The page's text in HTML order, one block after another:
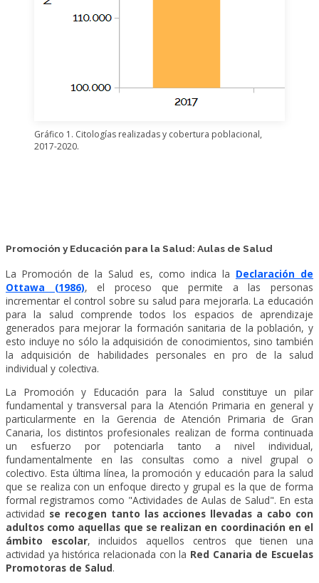
Gráfico 1. Citologías realizadas y cobertura poblacional,
2017-2020.
Promoción y Educación para la Salud: Aulas de Salud
La Promoción de la Salud es, como indica la Declaración de
Ottawa (1986), el proceso que permite a las personas
incrementar el control sobre su salud para mejorarla. La educación
para la salud comprende todos los espacios de aprendizaje
generados para mejorar la formación sanitaria de la población, y
esto incluye no sólo la adquisición de conocimientos, sino también
la adquisición de habilidades personales en pro de la salud
individual y colectiva.
La Promoción y Educación para la Salud constituye un pilar
fundamental y transversal para la Atención Primaria en general y
particularmente en la Gerencia de Atención Primaria de Gran
Canaria, los distintos profesionales realizan de forma continuada
un esfuerzo por potenciarla tanto a nivel individual,
fundamentalmente en las consultas como a nivel grupal o
colectivo. Esta última línea, la promoción y educación para la salud
que se realiza con un enfoque directo y grupal es la que de forma
formal registramos como "Actividades de Aulas de Salud". En esta
actividad se recogen tanto las acciones llevadas a cabo con
adultos como aquellas que se realizan en coordinación en el
ámbito escolar, incluidos aquellos centros que tienen una
actividad ya histórica relacionada con la Red Canaria de Escuelas
Promotoras de Salud.